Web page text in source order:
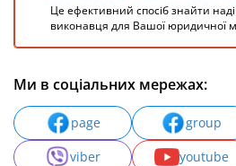
Це ефективний спосіб знайти
виконавця для Вашої юридичної
Ми в соціальних мережах:
page group
viber
youtube